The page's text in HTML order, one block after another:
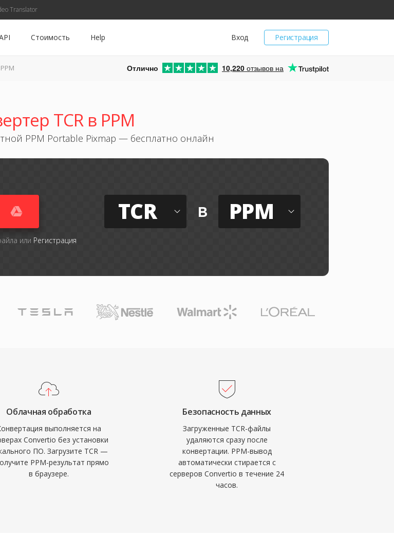
Translator
Регистрация
Вход
Стоимость Help
Отлично 10,220 отзывов на
TCR в PPM
PPM Portable Pixmap — бесплатно онлайн
или Регистрация
TCR в PPM
Облачная обработка
выполняется на
Convertio без установки
ПО. Загрузите TCR —
PPM-результат прямо
в браузере.
Безопасность данных
Загруженные TCR-файлы
удаляются сразу после
конвертации. PPM-вывод
автоматически стирается с
серверов Convertio в течение 24
часов.